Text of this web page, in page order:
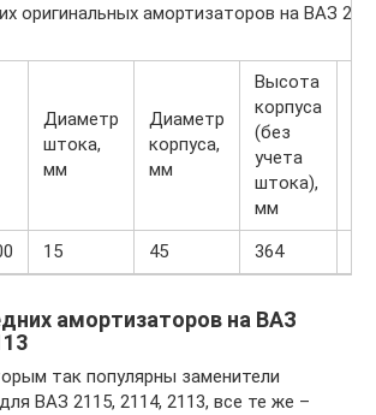
оригинальных амортизаторов на ВАЗ
Диаметр
штока,
мм
Диаметр
корпуса,
мм
Высота
корпуса
(без
учета
штока),
мм
15 45 364
амортизаторов на ВАЗ
так популярны заменители
ВАЗ 2115, 2114, 2113, все те же –